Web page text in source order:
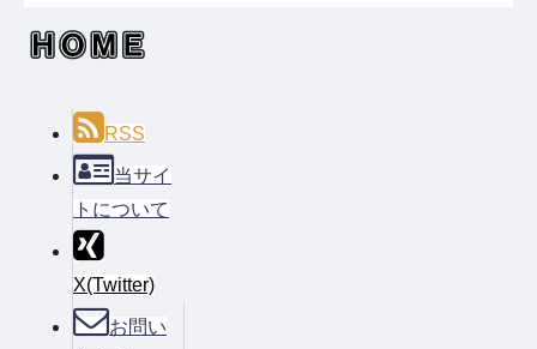
RSS
当サイ
トについて
X(Twitter)
お問い